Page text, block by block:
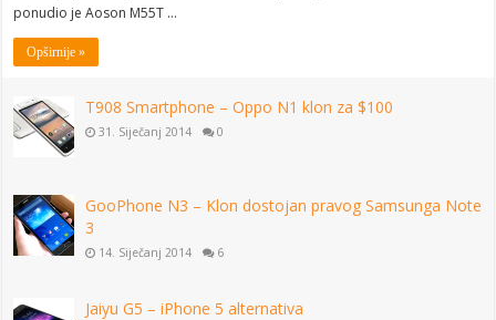
ponudio je Aoson M55T …
Opširnije »
T908 Smartphone – Oppo N1 klon za $100
31. Siječanj 2014 0
GooPhone N3 – Klon dostojan pravog Samsunga Note
3
14. Siječanj 2014 6
Jaiyu G5 – iPhone 5 alternativa